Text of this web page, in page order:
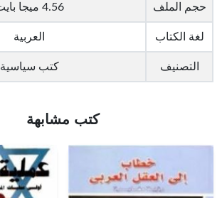
حجم الملف 4.56 ميجا بايت
لغة الكتاب العربية
التصنيف كتب سياسية
كتب مشابهة